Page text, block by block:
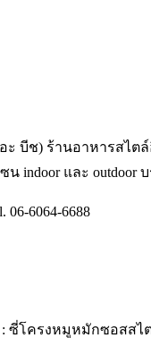
ดอะ บีช) ร้านอาหา
indoor และ outdoor
6064-6688
ซี่โครงหมูหมักซอสสไ